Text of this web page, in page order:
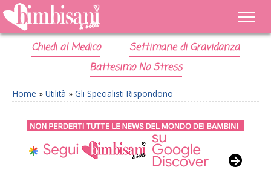
Chiedi al Medico
Settimane di Gravidanza
Battesimo No Stress
Home » Utilità » Gli Specialisti Rispondono